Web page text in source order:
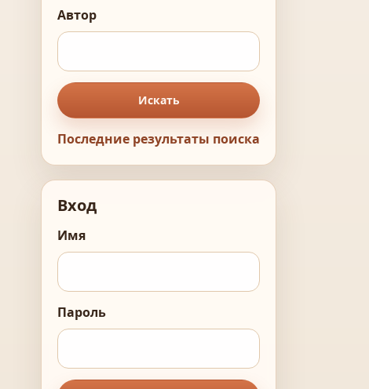
Автор
Искать
Последние результаты поиска
Вход
Имя
Пароль